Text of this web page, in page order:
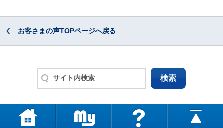
お客さまの声TOPページへ戻る